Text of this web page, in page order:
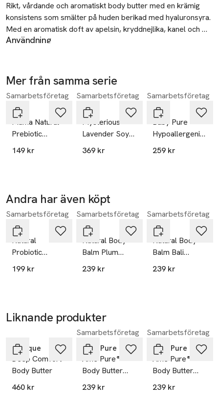
Rikt, vårdande och aromatiskt body butter med en krämig
konsistens som smälter på huden berikad med hyaluronsyra.
Med en aromatisk doft av apelsin, kryddnejlika, kanel och
kardemumma. En härligt vårdande mix av vegetabiliska
och cellförnyande och ger huden jättefin återfuktning.
Honung och havtornsextrakt ger huden extra vård och näring
och tillför C- och E-vitamin samt omegafettsyror.
Användning
SKU: b982b4240f184787b41d54f296c2c126
Mer från samma serie
Hoppa över bildspelet
Samarbetsföretag
Hagi
Mama Natural
Prebiotic
Intimate Wash
149 kr
Samarbetsföretag
Hagi
Mysterious
Lavender Soy
Candle
369 kr
Samarbetsföretag
Hagi
Baby Pure
Hypoallergenic
Face And Body
259 kr
Andra har även köpt
Hoppa över bildspelet
Samarbetsföretag
Hagi
Natural
Probiotic
Nourishing
199 kr
Samarbetsföretag
Hagi
Natural Body
Balm Plum
Picking
239 kr
Samarbetsföretag
Hagi
Natural Body
Balm Bali
Holiday
239 kr
Liknande produkter
Hoppa över bildspelet
Clinique
Deep Comfort
Body Butter
460 kr
Samarbetsföretag
Âme Pure
Âme Pure®
Body Butter
Sweet
239 kr
Samarbetsföretag
Âme Pure
Âme Pure®
Body Butter
Exotic Coco
239 kr